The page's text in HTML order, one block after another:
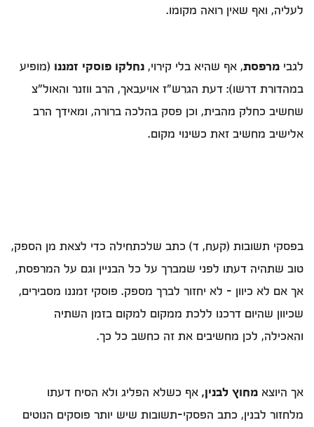
לעליה, ואף שאין רואה מקומו.
לגבי מרפסת, אף שהיא בלי קירוי, נחלקו פוסקי זמננו (מופיע
במהדורת דרשו): דעת הגרש"ז אויעבאך, הרב ווזנר והאול"צ
שחשיב כחלק מהבית, וכן פסק בהלכה ברורה, ומאידך הרב
אלישיב מחשיב זאת כשינוי מקום.
בפסקי תשובות (קעח, ד) כתב שלכתחילה כדי לצאת מן הספק,
טוב שתהיה דעתו לפני שמברך על כל הבניין וגם על המרפסת,
אך אם לא כיוון - לא יחזור לברך מספק. פוסקי זמננו מסבירים,
שכיוון שהיום דרכנו ללכת ממקום למקום בזמן השתיה
והאכילה, לכן מחשיבים את זה כחשב כל כך.
אך היוצא מחוץ לבנין, אף כשלא הפליג ולא הסיח דעתו
מלחזור לבנין, כתב הפסקי-תשובות שיש יותר פוסקים הנוטים